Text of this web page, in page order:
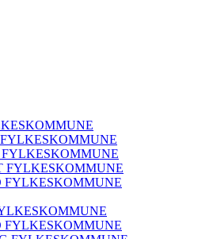
FYLKESKOMMUNE
FYLKESKOMMUNE
FYLKESKOMMUNE